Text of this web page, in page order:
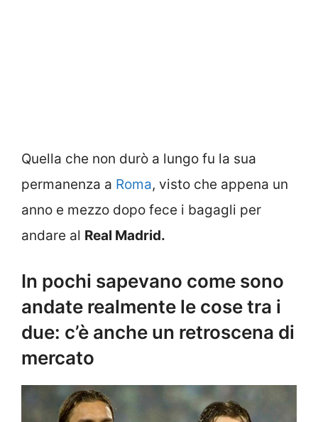
Quella che non durò a lungo fu la sua
permanenza a Roma, visto che appena un
anno e mezzo dopo fece i bagagli per
andare al Real Madrid.
In pochi sapevano come sono
andate realmente le cose tra i
due: c’è anche un retroscena di
mercato